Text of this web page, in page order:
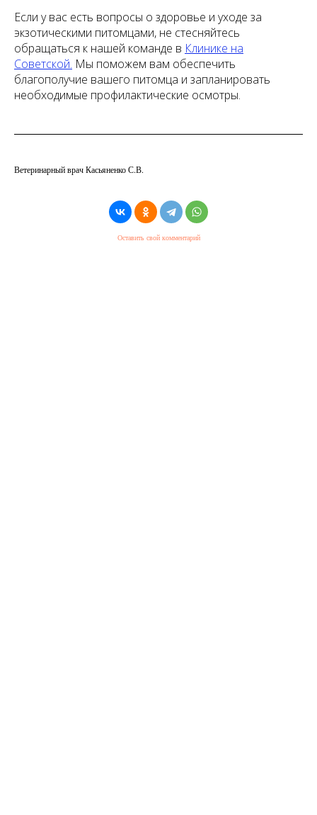
Если у вас есть вопросы о здоровье и уходе за
экзотическими питомцами, не стесняйтесь
обращаться к нашей команде в Клинике на
Советской. Мы поможем вам обеспечить
благополучие вашего питомца и запланировать
необходимые профилактические осмотры.
Ветеринарный врач Касьяненко С.В.
Оставить свой комментарий